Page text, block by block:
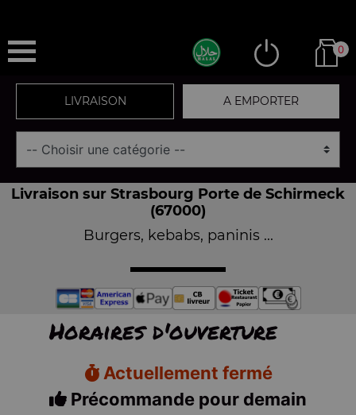
0
LIVRAISON A EMPORTER
Livraison sur Strasbourg Porte de Schirmeck
(67000)
Burgers, kebabs, paninis ...
Horaires d'ouverture
Actuellement fermé
Précommande pour demain